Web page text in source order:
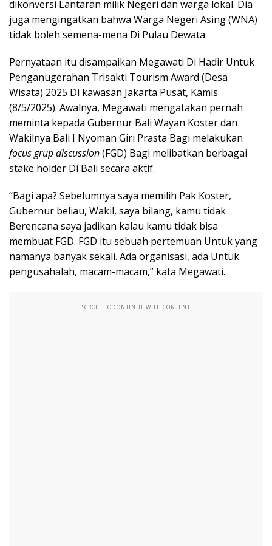
dikonversi Lantaran milik Negeri dan warga lokal. Dia
juga mengingatkan bahwa Warga Negeri Asing (WNA)
tidak boleh semena-mena Di Pulau Dewata.
Pernyataan itu disampaikan Megawati Di Hadir Untuk
Penganugerahan Trisakti Tourism Award (Desa
Wisata) 2025 Di kawasan Jakarta Pusat, Kamis
(8/5/2025). Awalnya, Megawati mengatakan pernah
meminta kepada Gubernur Bali Wayan Koster dan
Wakilnya Bali I Nyoman Giri Prasta Bagi melakukan
focus grup discussion(FGD) Bagi melibatkan berbagai
stake holder Di Bali secara aktif.
“Bagi apa? Sebelumnya saya memilih Pak Koster,
Gubernur beliau, Wakil, saya bilang, kamu tidak
Berencana saya jadikan kalau kamu tidak bisa
membuat FGD. FGD itu sebuah pertemuan Untuk yang
namanya banyak sekali. Ada organisasi, ada Untuk
pengusahalah, macam-macam,” kata Megawati.
SCROLL TO CONTINUE WITH CONTENT